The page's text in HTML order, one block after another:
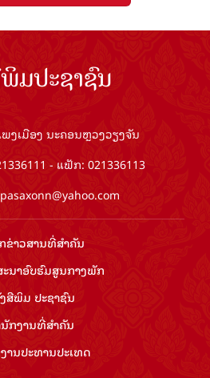
ມປະຊາຊົນ
ງເມືອງ ນະຄອນຫຼວງວຽງຈັນ
- ແຟັກ: 021336113
pasaxonn@yahoo.com
ຂ່າວ​ສານ​ທີ່​ສຳ​ຄັນ​
ະນາອົບຮົມ​ສູນ​ກາງ​ພັກ
ພິມ ປະ​ຊາ​ຊົນ
ກ​ງານ​ທີ່​ສຳ​ຄັນ
ານ​ປະ​ທານ​ປະ​ເທດ